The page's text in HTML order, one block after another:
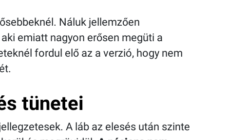
Náluk jellemzően
emiatt nagyon erősen megüti a
fordul elő az a verzió, hogy nem
tünetei
A láb az elesés után szinte